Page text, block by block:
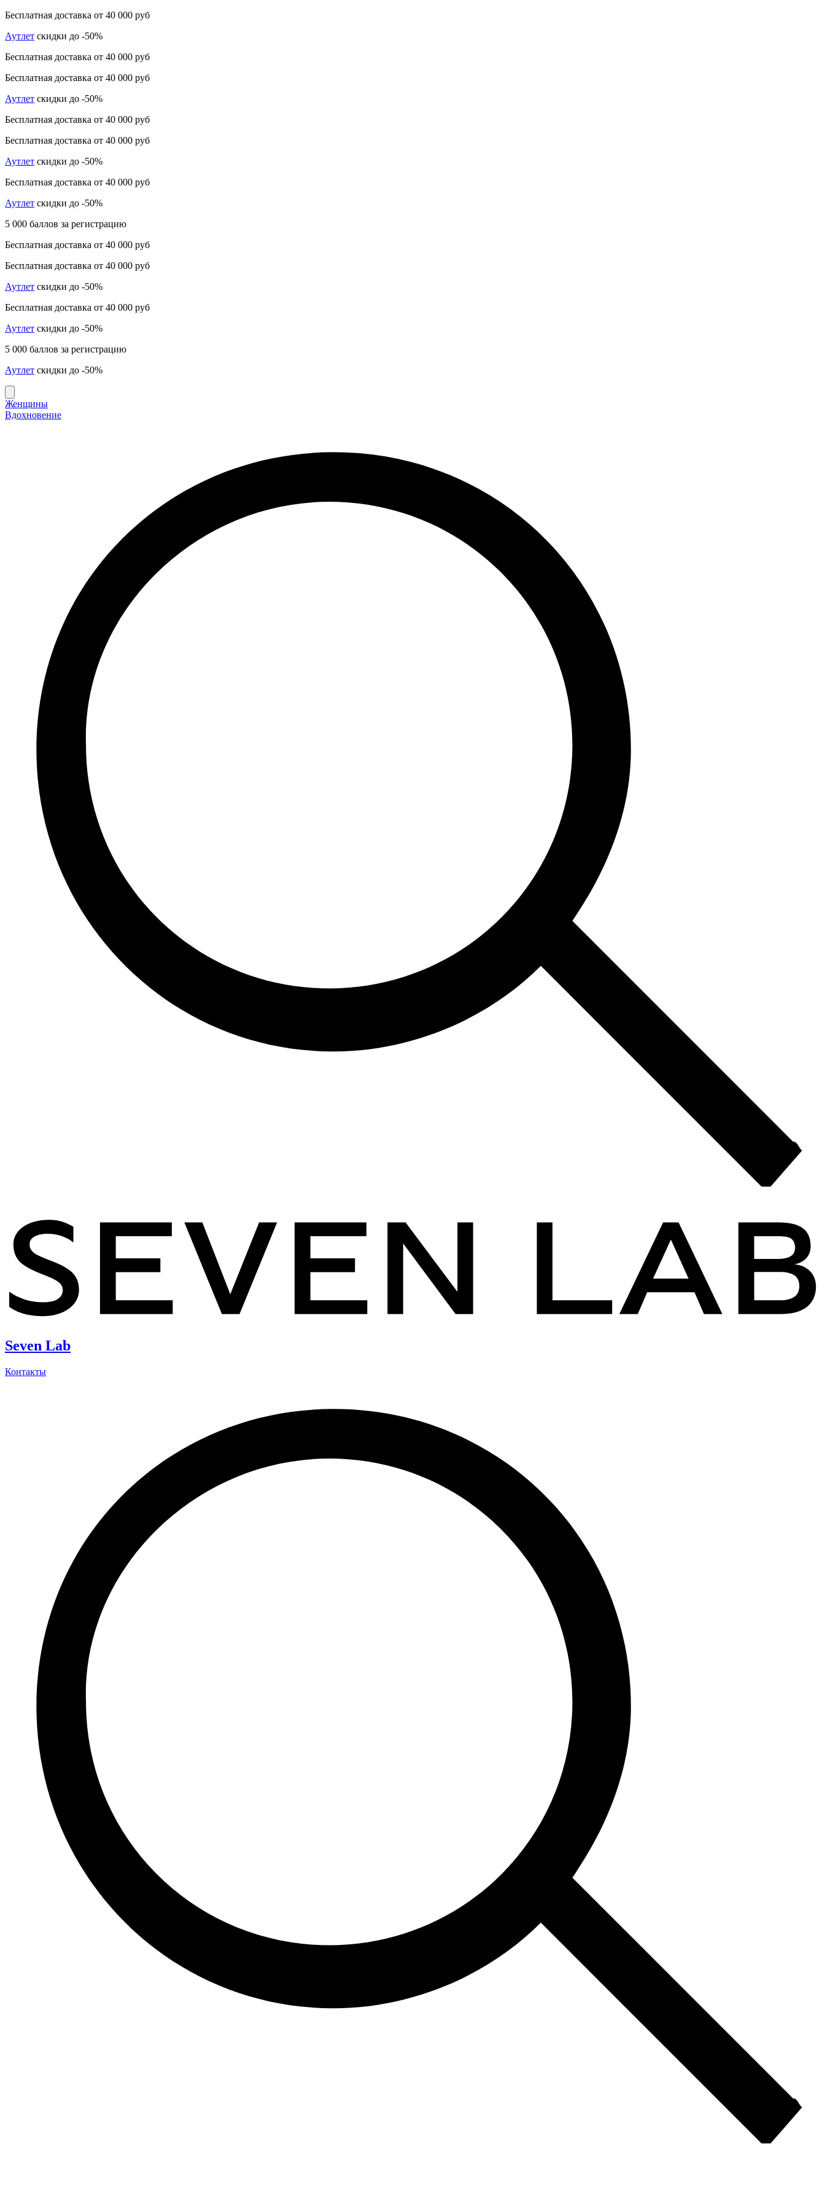
Бесплатная доставка от 40 000 руб
Аутлет скидки до -50%
Бесплатная доставка от 40 000 руб
Бесплатная доставка от 40 000 руб
Аутлет скидки до -50%
Бесплатная доставка от 40 000 руб
Бесплатная доставка от 40 000 руб
Аутлет скидки до -50%
Бесплатная доставка от 40 000 руб
Аутлет скидки до -50%
5 000 баллов за регистрацию
Бесплатная доставка от 40 000 руб
Бесплатная доставка от 40 000 руб
Аутлет скидки до -50%
Бесплатная доставка от 40 000 руб
Аутлет скидки до -50%
5 000 баллов за регистрацию
Аутлет скидки до -50%
Женщины
Вдохновение
Seven Lab
Контакты